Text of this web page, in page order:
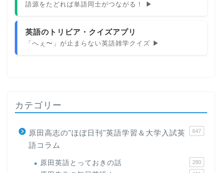
語源をたどれば単語同士がつながる！ ▶
英語のトリビア・クイズアプリ
「へぇ〜」が止まらない英語雑学クイズ ▶
カテゴリー
原田高志の"ほぼ日刊"英語学習＆大学入試英
語コラム
647
原田英語とっておきの話 280